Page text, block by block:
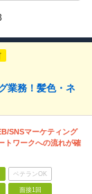
業務！髪色・ネ
SNSマーケティング
トワークへの流れが確
ベテランOK
面接1回